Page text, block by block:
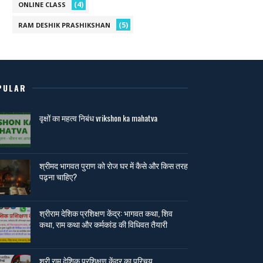
ONLINE CLASS (4)
RAM DESHIK PRASHIKSHAN (5)
वृक्षों का महत्व निबंध vrikshon ka mahatva
श्रीमद भागवत पुराण को रोज घर में कैसे और किस तरह
पढ़ना चाहिए?
श्रीराम देशिक प्रशिक्षण केंद्र: भागवत कथा, शिव
कथा, राम कथा और कर्मकांड की विधिवत तैयारी
श्री राम देशिक प्रशिक्षण केंद्र का परिचय